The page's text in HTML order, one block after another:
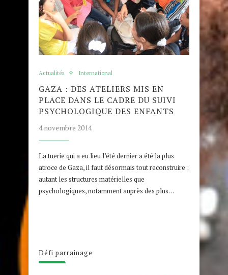
Actualités International
GAZA : DES ATELIERS MIS EN
PLACE DANS LE CADRE DU SUIVI
PSYCHOLOGIQUE DES ENFANTS
4 novembre 2014
La tuerie qui a eu lieu l’été dernier a été la plus
atroce de Gaza, il faut désormais tout reconstruire ;
autant les structures matérielles que
psychologiques, notamment auprès des plus…
Défi parrainage